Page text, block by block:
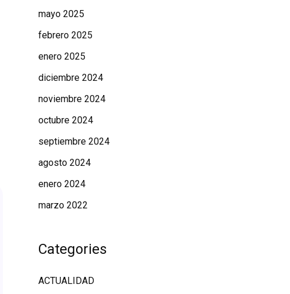
mayo 2025
febrero 2025
enero 2025
diciembre 2024
noviembre 2024
octubre 2024
septiembre 2024
agosto 2024
enero 2024
marzo 2022
Categories
ACTUALIDAD